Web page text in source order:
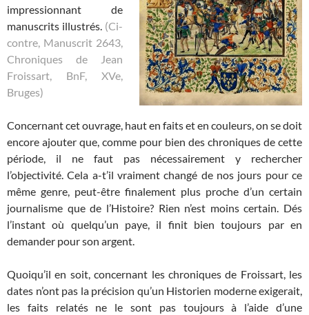
impressionnant de
manuscrits illustrés. (Ci-
contre, Manuscrit 2643,
Chroniques de Jean
Froissart, BnF, XVe,
Bruges)
Concernant cet ouvrage, haut en faits et en couleurs, on se doit
encore ajouter que, comme pour bien des chroniques de cette
période, il ne faut pas nécessairement y rechercher
l’objectivité. Cela a-t’il vraiment changé de nos jours pour ce
même genre, peut-être finalement plus proche d’un certain
journalisme que de l’Histoire? Rien n’est moins certain. Dés
l’instant où quelqu’un paye, il finit bien toujours par en
demander pour son argent.
Quoiqu’il en soit, concernant les chroniques de Froissart, les
dates n’ont pas la précision qu’un Historien moderne exigerait,
les faits relatés ne le sont pas toujours à l’aide d’une